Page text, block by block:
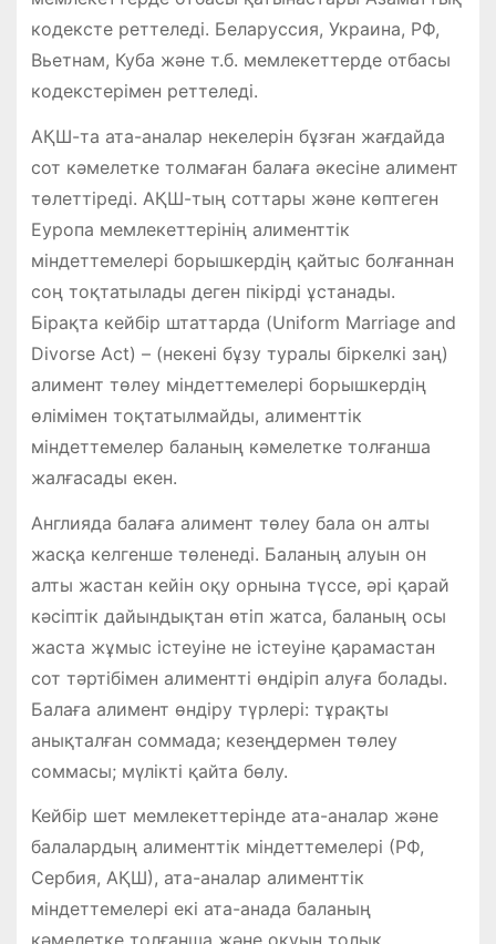
кодексте реттеледі. Беларуссия, Украина, РФ,
Вьетнам, Куба және т.б. мемлекеттерде отбасы
кодекстерімен реттеледі.
АҚШ-та ата-аналар некелерін бұзған жағдайда
сот кәмелетке толмаған балаға әкесіне алимент
төлеттіреді. АҚШ-тың соттары және көптеген
Еуропа мемлекеттерінің алименттік
міндеттемелері борышкердің қайтыс болғаннан
соң тоқтатылады деген пікірді ұстанады.
Бірақта кейбір штаттарда (Uniform Marriage and
Divorse Act) – (некені бұзу туралы біркелкі заң)
алимент төлеу міндеттемелері борышкердің
өлімімен тоқтатылмайды, алименттік
міндеттемелер баланың кәмелетке толғанша
жалғасады екен.
Англияда балаға алимент төлеу бала он алты
жасқа келгенше төленеді. Баланың алуын он
алты жастан кейін оқу орнына түссе, әрі қарай
кәсіптік дайындықтан өтіп жатса, баланың осы
жаста жұмыс істеуіне не істеуіне қарамастан
сот тәртібімен алиментті өндіріп алуға болады.
Балаға алимент өндіру түрлері: тұрақты
анықталған соммада; кезеңдермен төлеу
соммасы; мүлікті қайта бөлу.
Кейбір шет мемлекеттерінде ата-аналар және
балалардың алименттік міндеттемелері (РФ,
Сербия, АҚШ), ата-аналар алименттік
міндеттемелері екі ата-анада баланың